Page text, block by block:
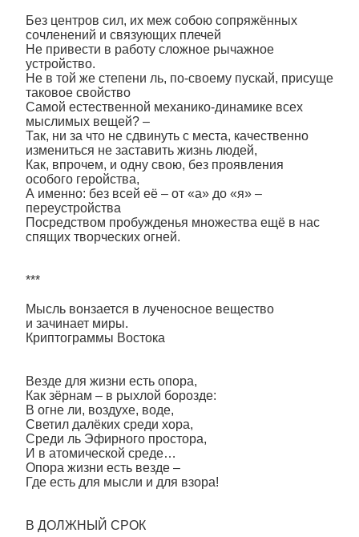
Без центров сил, их меж собою сопряжённых
сочленений и связующих плечей
Не привести в работу сложное рычажное
устройство.
Не в той же степени ль, по-своему пускай, присуще
таковое свойство
Самой естественной механико-динамике всех
мыслимых вещей? –
Так, ни за что не сдвинуть с места, качественно
измениться не заставить жизнь людей,
Как, впрочем, и одну свою, без проявления
особого геройства,
А именно: без всей её – от «а» до «я» –
переустройства
Посредством пробужденья множества ещё в нас
спящих творческих огней.
***
Мысль вонзается в лученосное вещество
и зачинает миры.
Криптограммы Востока
Везде для жизни есть опора,
Как зёрнам – в рыхлой борозде:
В огне ли, воздухе, воде,
Светил далёких среди хора,
Среди ль Эфирного простора,
И в атомической среде…
Опора жизни есть везде –
Где есть для мысли и для взора!
В ДОЛЖНЫЙ СРОК